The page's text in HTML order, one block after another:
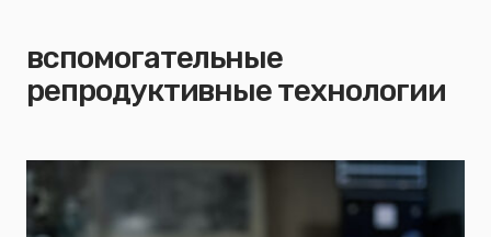
вспомогательные
репродуктивные технологии